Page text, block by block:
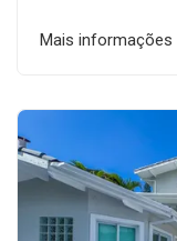
Mais informações